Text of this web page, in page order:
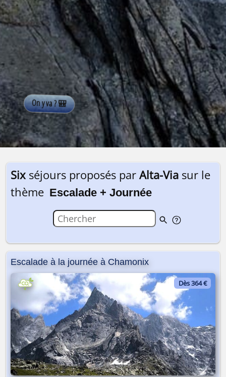
Sixséjours proposés par Alta-Via sur le
thème Escalade + Journée
Escalade à la journée à Chamonix
Dès 364 €